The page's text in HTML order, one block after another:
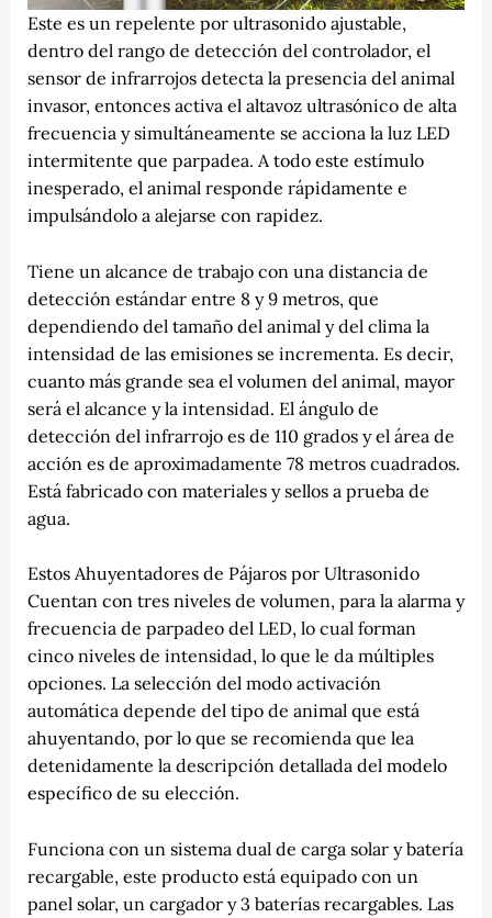
Este es un repelente por ultrasonido ajustable,
dentro del rango de detección del controlador, el
sensor de infrarrojos detecta la presencia del animal
invasor, entonces activa el altavoz ultrasónico de alta
frecuencia y simultáneamente se acciona la luz LED
intermitente que parpadea. A todo este estímulo
inesperado, el animal responde rápidamente e
impulsándolo a alejarse con rapidez.
Tiene un alcance de trabajo con una distancia de
detección estándar entre 8 y 9 metros, que
dependiendo del tamaño del animal y del clima la
intensidad de las emisiones se incrementa. Es decir,
cuanto más grande sea el volumen del animal, mayor
será el alcance y la intensidad. El ángulo de
detección del infrarrojo es de 110 grados y el área de
acción es de aproximadamente 78 metros cuadrados.
Está fabricado con materiales y sellos a prueba de
agua.
Estos Ahuyentadores de Pájaros por Ultrasonido
Cuentan con tres niveles de volumen, para la alarma y
frecuencia de parpadeo del LED, lo cual forman
cinco niveles de intensidad, lo que le da múltiples
opciones. La selección del modo activación
automática depende del tipo de animal que está
ahuyentando, por lo que se recomienda que lea
detenidamente la descripción detallada del modelo
específico de su elección.
Funciona con un sistema dual de carga solar y batería
recargable, este producto está equipado con un
panel solar, un cargador y 3 baterías recargables. Las